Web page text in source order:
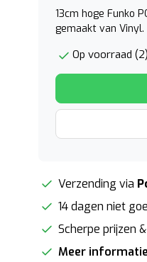
13cm hoge Funko
gemaakt van Vinyl.
Op voorraad (2)
Verzending via
14 dagen niet
Scherpe prijzen
Meer